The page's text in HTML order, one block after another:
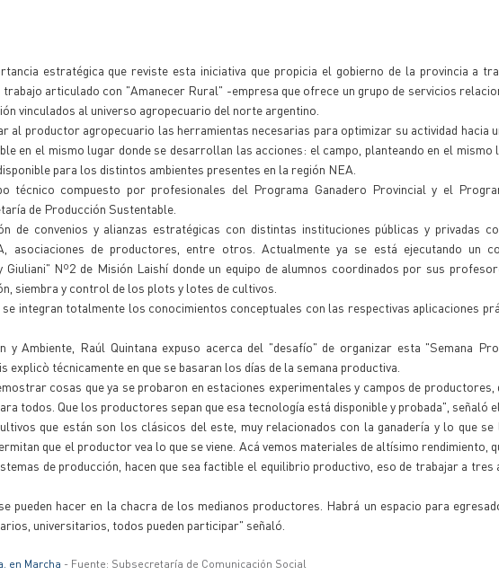
estratégica que reviste esta iniciativa que propicia el gobierno de la provincia a
trabajo articulado con "Amanecer Rural" -empresa que ofrece un grupo de servicios
vinculados al universo agropecuario del norte argentino.
al productor agropecuario las herramientas necesarias para optimizar su actividad hacia
en el mismo lugar donde se desarrollan las acciones: el campo, planteando en el mismo
para los distintos ambientes presentes en la región NEA.
técnico compuesto por profesionales del Programa Ganadero Provincial y el
de Producción Sustentable.
de convenios y alianzas estratégicas con distintas instituciones públicas y privadas
asociaciones de productores, entre otros. Actualmente ya se está ejecutando un
Nº2 de Misión Laishí donde un equipo de alumnos coordinados por sus
siembra y control de los plots y lotes de cultivos.
se integran totalmente los conocimientos conceptuales con las respectivas aplicaciones
y Ambiente, Raúl Quintana expuso acerca del "desafío" de organizar esta "Semana
explicò técnicamente en que se basaran los días de la semana productiva.
cosas que ya se probaron en estaciones experimentales y campos de
todos. Que los productores sepan que esa tecnología está disponible y probada", señaló
que están son los clásicos del este, muy relacionados con la ganadería y lo que
que el productor vea lo que se viene. Acá vemos materiales de altísimo rendimiento,
de producción, hacen que sea factible el equilibrio productivo, eso de trabajar a
pueden hacer en la chacra de los medianos productores. Habrá un espacio para
universitarios, todos pueden participar" señaló.
en Marcha - Fuente: Subsecretaría de Comunicación Social